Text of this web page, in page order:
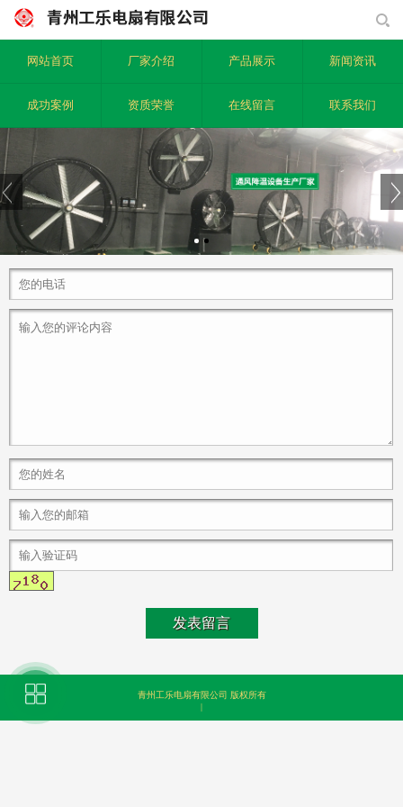
网站首页 厂家介绍 产品展示 新闻资讯
成功案例 资质荣誉 在线留言 联系我们
青州工乐电扇有限公司 版权所有
|